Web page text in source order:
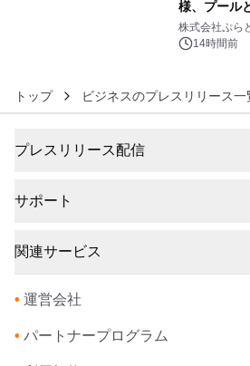
様、プール
きで Villa
素泊りプラン
株式会社ぷら
14時間前
トップ ビジネスのプレスリリース一
プレスリリース配信
サポート
関連サービス
• 運営会社
• パートナープログラム